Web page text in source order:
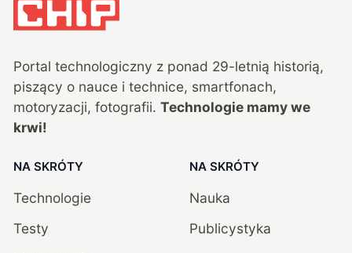
Portal technologiczny z ponad 29-letnią historią,
piszący o nauce i technice, smartfonach,
motoryzacji, fotografii. Technologie mamy we
krwi!
NA SKRÓTY
Technologie
Testy
NA SKRÓTY
Nauka
Publicystyka